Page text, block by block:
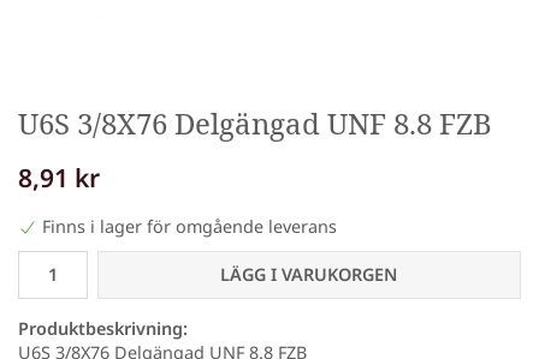
U6S 3/8X76 Delgängad UNF 8.8 FZB
8,91 kr
Finns i lager för omgående leverans
LÄGG I VARUKORGEN
Produktbeskrivning:
U6S 3/8X76 Delgängad UNF 8.8 FZB